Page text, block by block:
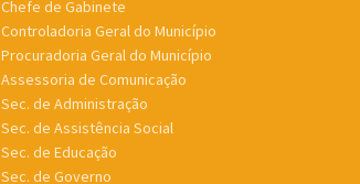
Chefe de Gabinete
Controladoria Geral do Município
Procuradoria Geral do Município
Assessoria de Comunicação
Sec. de Administração
Sec. de Assistência Social
Sec. de Educação
Sec. de Governo